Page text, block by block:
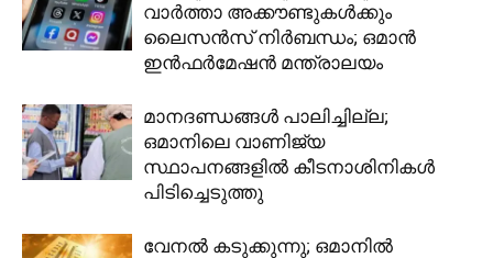
വാർത്താ അക്കൗണ്ടുകൾക്കും
ലൈസൻസ് നിർബന്ധം; ഒമാൻ
ഇൻഫർമേഷൻ മന്ത്രാലയം
മാനദണ്ഡങ്ങൾ പാലിച്ചില്ല;
ഒമാനിലെ വാണിജ്യ
സ്ഥാപനങ്ങളിൽ കീടനാശിനികൾ
പിടിച്ചെടുത്തു
വേനൽ കടുക്കുന്നു; ഒമാനിൽ